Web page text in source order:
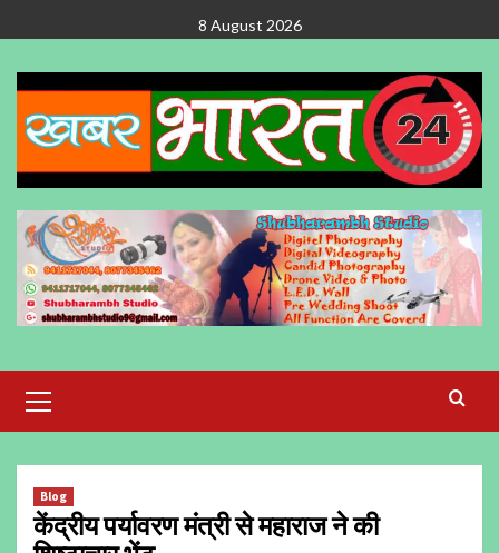
to
content
8 August 2026
Menu
Blog
केंद्रीय पर्यावरण मंत्री से महाराज ने की